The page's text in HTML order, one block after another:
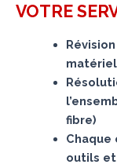
VOTRE
fibre)
Chaque
outils